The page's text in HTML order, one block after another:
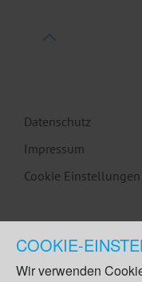
Datenschutz
Impressum
Cookie
COOKIE-
Wir verwenden